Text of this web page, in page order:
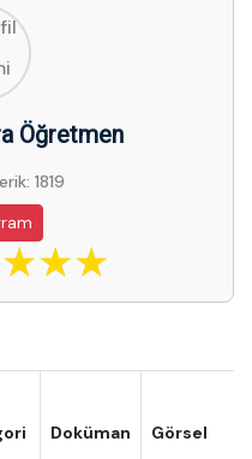
Öğretmen
1819
Doküman Görsel